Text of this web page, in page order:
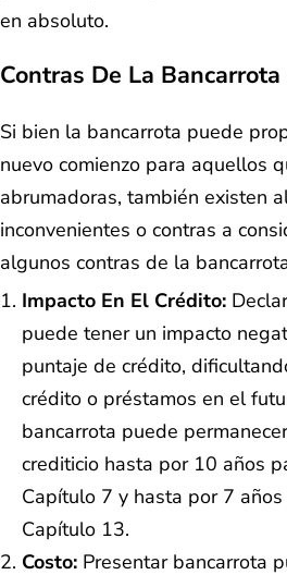
en absoluto.
Contras De La
Si bien la bancarrota puede
nuevo comienzo para aquellos
abrumadoras, también existen
inconvenientes o contras a
algunos contras de la
Impacto En El Crédito:
puede tener un impacto
puntaje de crédito,
crédito o préstamos en el
bancarrota puede
crediticio hasta por 10 años
Capítulo 7 y hasta por 7
Capítulo 13.
Costo: Presentar bancarrota